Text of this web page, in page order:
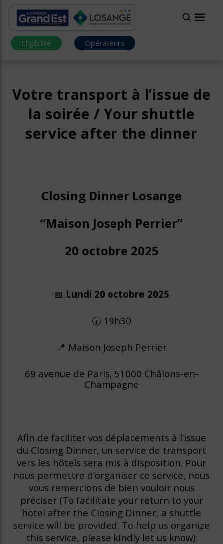
Eligibilité Opérateurs
Votre transport à l’issue de
la soirée / Your shuttle
service after the dinner
Closing Dinner Losange
“Maison Joseph Perrier”
20 octobre 2025
📅 Lundi 20 octobre 2025
🕢 19h30
📍 Maison Joseph Perrier
69 avenue de Paris, 51000 Châlons-en-
Champagne
Afin de faciliter vos déplacements à l’issue
du Closing Dinner, un service de transport
vers les hôtels sera mis à disposition. Pour
nous permettre d’organiser ce service, nous
vous remercions de bien vouloir nous
préciser (To facilitate your return to your
hotel after the Closing Dinner, a shuttle
service will be provided. To help us organize
this service, please kindly let us know):